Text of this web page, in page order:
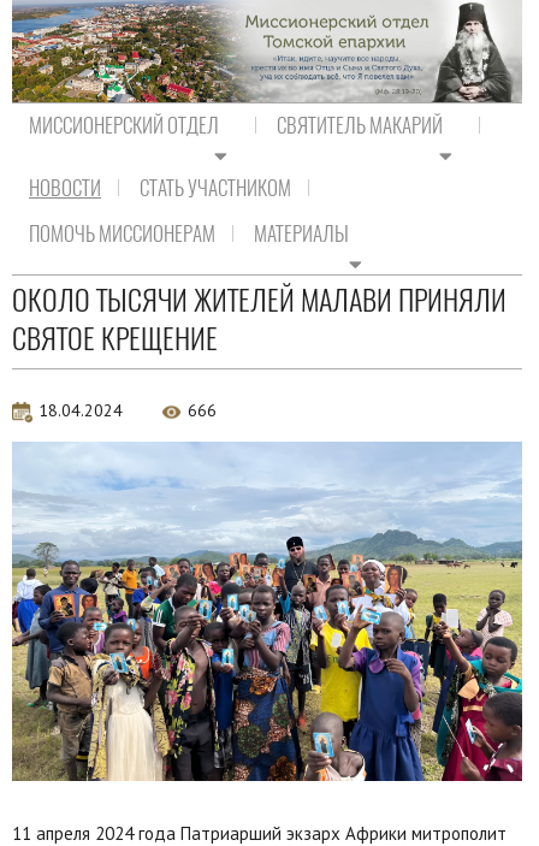
МИССИОНЕРСКИЙ ОТДЕЛ СВЯТИТЕЛЬ МАКАРИЙ
НОВОСТИ
СТАТЬ УЧАСТНИКОМ
ПОМОЧЬ МИССИОНЕРАМ
МАТЕРИАЛЫ
Новости Православия
ОКОЛО ТЫСЯЧИ ЖИТЕЛЕЙ МАЛАВИ ПРИНЯЛИ
СВЯТОЕ КРЕЩЕНИЕ
18.04.2024 666
11 апреля 2024 года Патриарший экзарх Африки митрополит